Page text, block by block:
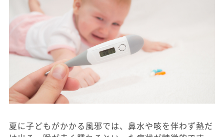
夏に子どもがかかる風邪では、鼻水や咳を伴わず熱だ